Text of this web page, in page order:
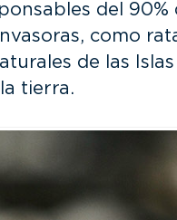
del
como
de las
tierra.